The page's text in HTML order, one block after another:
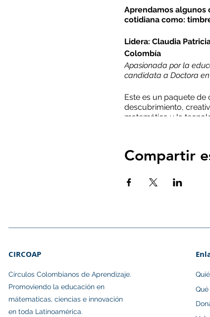
Aprendamos algunos
cotidiana como:
Lidera: Claudia
Colombía
Apasionada por la
candidata a Doctora
Este es un paquete
descubrimiento,
matemática y la
que verifiques los
Compartir
CIRCOAP
Círculos Colombianos de Aprendizaje.​
Promoviendo la educación en
mátematicas, ciencias e innovación
en toda Latinoamérica.